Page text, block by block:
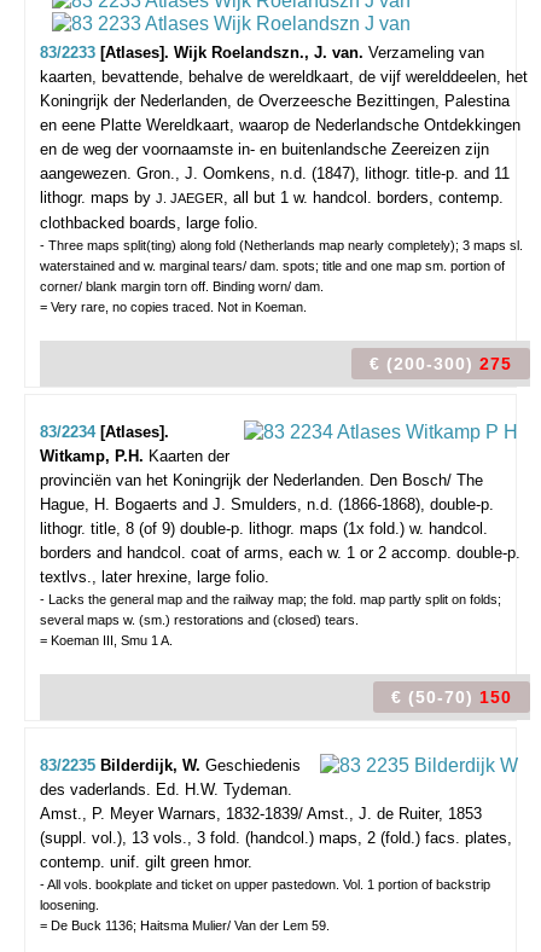
83/2233 [Atlases]. Wijk Roelandszn., J. van. Verzameling van
kaarten, bevattende, behalve de wereldkaart, de vijf werelddeelen, het
Koningrijk der Nederlanden, de Overzeesche Bezittingen, Palestina
en eene Platte Wereldkaart, waarop de Nederlandsche Ontdekkingen
en de weg der voornaamste in- en buitenlandsche Zeereizen zijn
aangewezen. Gron., J. Oomkens, n.d. (1847), lithogr. title-p. and 11
lithogr. maps by J. JAEGER, all but 1 w. handcol. borders, contemp.
clothbacked boards, large folio.
- Three maps split(ting) along fold (Netherlands map nearly completely); 3 maps sl.
waterstained and w. marginal tears/ dam. spots; title and one map sm. portion of
corner/ blank margin torn off. Binding worn/ dam.
= Very rare, no copies traced. Not in Koeman.
€ (200-300) 275
83/2234 [Atlases].
Witkamp, P.H. Kaarten der
provinciën van het Koningrijk der Nederlanden. Den Bosch/ The
Hague, H. Bogaerts and J. Smulders, n.d. (1866-1868), double-p.
lithogr. title, 8 (of 9) double-p. lithogr. maps (1x fold.) w. handcol.
borders and handcol. coat of arms, each w. 1 or 2 accomp. double-p.
textlvs., later hrexine, large folio.
- Lacks the general map and the railway map; the fold. map partly split on folds;
several maps w. (sm.) restorations and (closed) tears.
= Koeman III, Smu 1 A.
€ (50-70) 150
83/2235 Bilderdijk, W. Geschiedenis
des vaderlands. Ed. H.W. Tydeman.
Amst., P. Meyer Warnars, 1832-1839/ Amst., J. de Ruiter, 1853
(suppl. vol.), 13 vols., 3 fold. (handcol.) maps, 2 (fold.) facs. plates,
contemp. unif. gilt green hmor.
- All vols. bookplate and ticket on upper pastedown. Vol. 1 portion of backstrip
loosening.
= De Buck 1136; Haitsma Mulier/ Van der Lem 59.